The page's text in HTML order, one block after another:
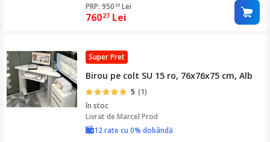
PRP: 950 33 Lei
76027 Lei
Super Pret
Birou pe colt SU 15 ro, 76x76x75 cm, Alb
5 (1)
în stoc
Livrat deMarcel Prod
12 rate cu 0% dobândă